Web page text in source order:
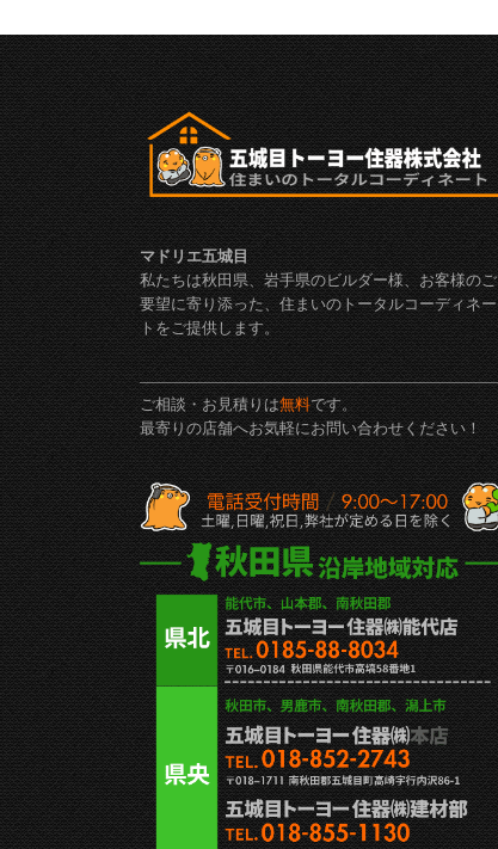
マドリエ五城目
私たちは秋田県、岩手県のビルダー様、お客様のご
要望に寄り添った、住まいのトータルコーディネー
トをご提供します。
ご相談・お見積りは無料です。
最寄りの店舗へお気軽にお問い合わせください！